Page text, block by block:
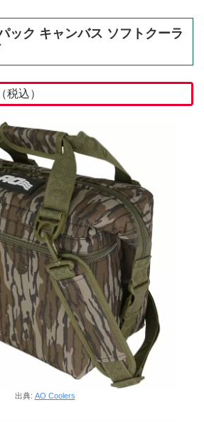
ック キャンバス ソフトクーラ
（税込）
出典: AO Coolers